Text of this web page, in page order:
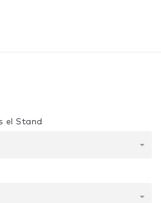
+ Construcción
el Stand